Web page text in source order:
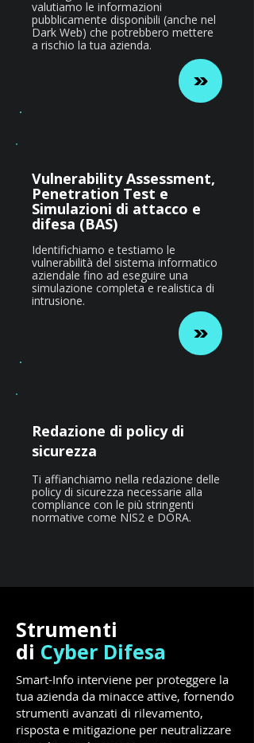
valutiamo le informazioni
pubblicamente disponibili (anche nel
Dark Web) che potrebbero mettere
a rischio la tua azienda.
Vulnerability Assessment,
Penetration Test e
Simulazioni di attacco e
difesa (BAS)
Identifichiamo e testiamo le
vulnerabilità del sistema informatico
aziendale fino ad eseguire una
simulazione completa e realistica di
intrusione.
Redazione di policy di
sicurezza
Ti affianchiamo nella redazione delle
policy di sicurezza necessarie alla
compliance con le più stringenti
normative come NIS2 e DORA.
Strumenti
di Cyber Difesa
Smart-Info interviene per proteggere la
tua azienda da minacce attive, fornendo
strumenti avanzati di rilevamento,
risposta e mitigazione per neutralizzare